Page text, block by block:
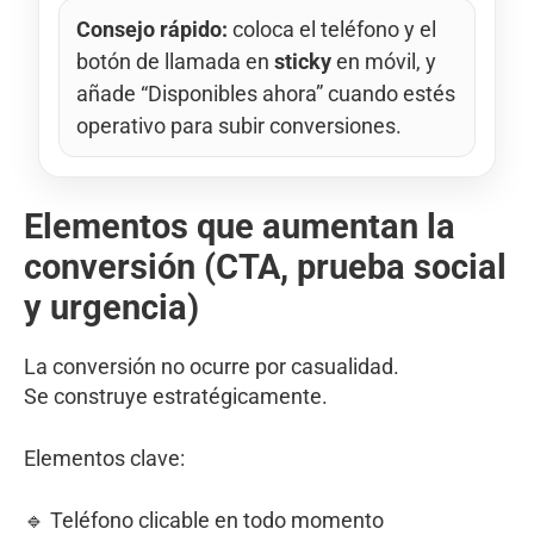
Consejo rápido: coloca el teléfono y el
botón de llamada en stickyen móvil, y
añade “Disponibles ahora” cuando estés
operativo para subir conversiones.
Elementos que aumentan la
conversión (CTA, prueba social
y urgencia)
La conversión no ocurre por casualidad.
Se construye estratégicamente.
Elementos clave:
🔹 Teléfono clicable en todo momento